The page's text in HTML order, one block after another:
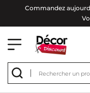
Commandez